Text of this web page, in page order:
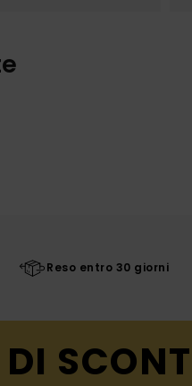
Reso entro 30 giorni